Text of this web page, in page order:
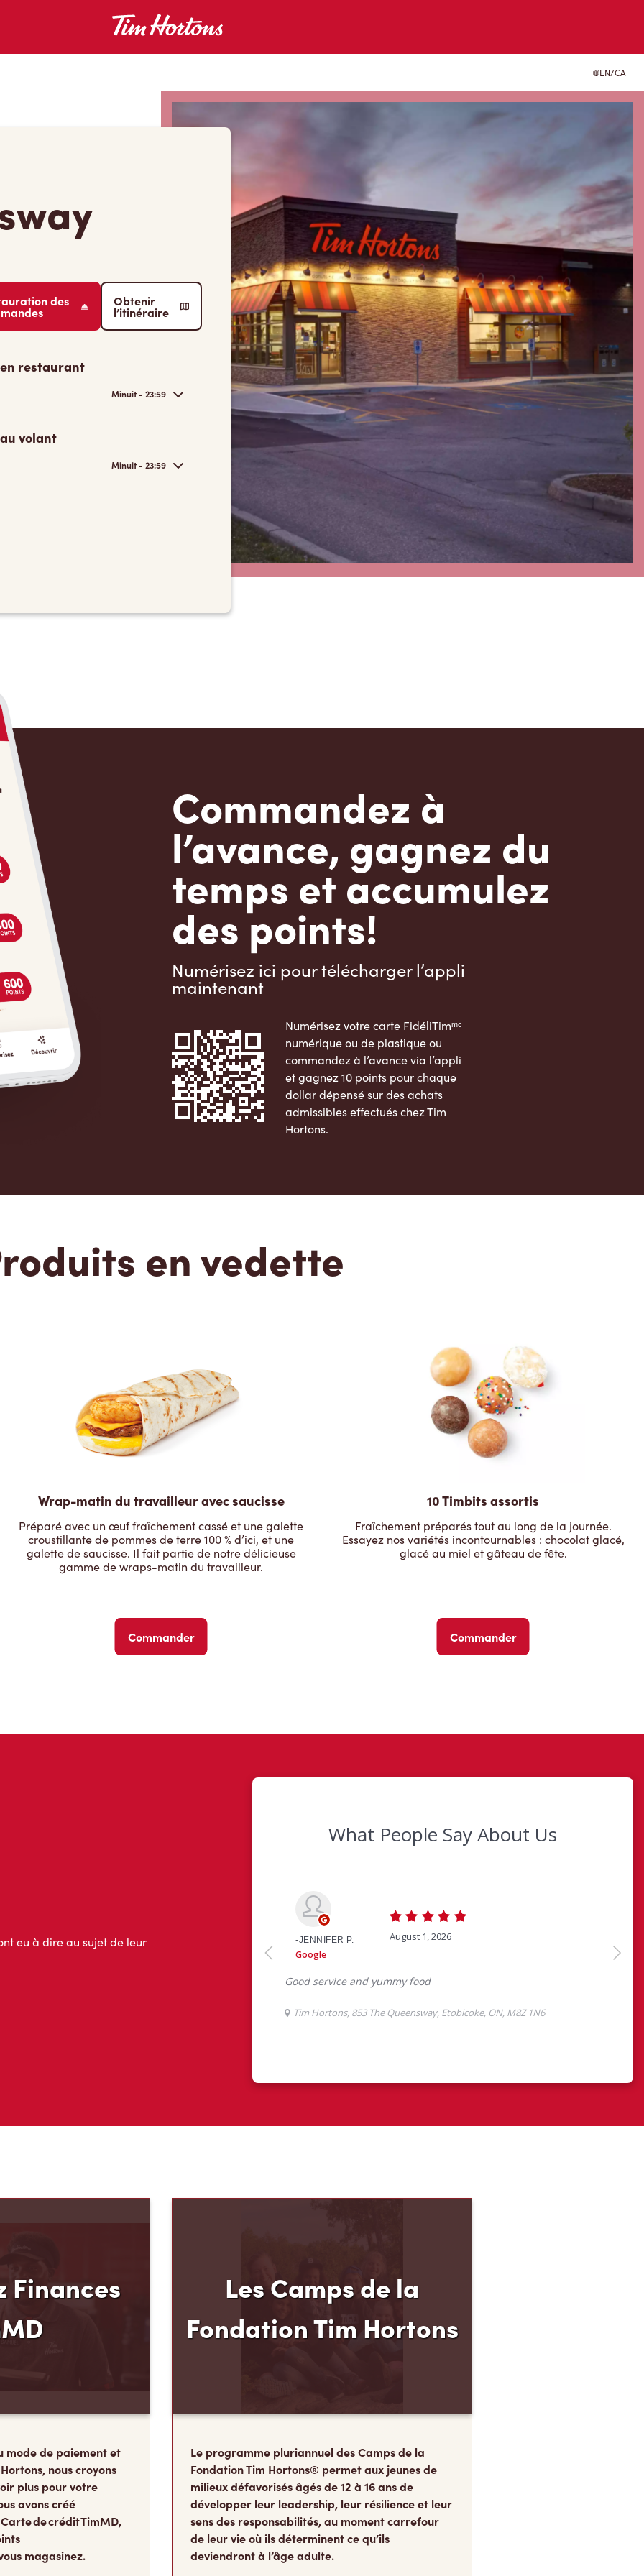
EN/CA
des Obtenir
l’itinéraire
restaurant
Minuit - 23:59
volant
Minuit - 23:59
Commandez à
l’avance, gagnez du
temps et accumulez
des points!
Numérisez ici pour télécharger l’appli
maintenant
Numérisez votre carte FidéliTimᵐᶜ
numérique ou de plastique ou
commandez à l’avance via l’appli
et gagnez 10 points pour chaque
dollar dépensé sur des achats
admissibles effectués chez Tim
Hortons.
en vedette
Wrap-matin du travailleur avec saucisse
Préparé avec un œuf fraîchement cassé et une galette
croustillante de pommes de terre 100 % d’ici, et une
galette de saucisse. Il fait partie de notre délicieuse
gamme de wraps-matin du travailleur.
Commander
10 Timbits assortis
Fraîchement préparés tout au long de la journée.
Essayez nos variétés incontournables : chocolat glacé,
glacé au miel et gâteau de fête.
Commander
eu à dire au sujet de leur
Finances
mode de paiement et
nous croyons
plus pour votre
avons créé
de crédit TimMD,
Les Camps de la
Fondation Tim Hortons
Le programme pluriannuel des Camps de la
Fondation Tim Hortons® permet aux jeunes de
milieux défavorisés âgés de 12 à 16 ans de
développer leur leadership, leur résilience et leur
sens des responsabilités, au moment carrefour
de leur vie où ils déterminent ce qu’ils